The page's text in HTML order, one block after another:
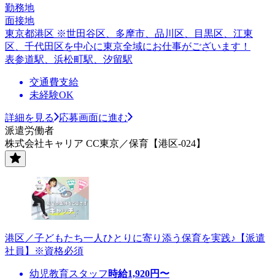
勤務地
面接地
東京都港区 ※世田谷区、多摩市、品川区、目黒区、江東
区、千代田区を中心に東京全域にお仕事がございます！
表参道駅、浜松町駅、汐留駅
交通費支給
未経験OK
詳細を見る
応募画面に進む
派遣労働者
株式会社キャリア CC東京／保育【港区-024】
港区／子どもたち一人ひとりに寄り添う保育を実践♪【派遣
社員】※資格必須
幼児教育スタッフ 時給1,920円〜